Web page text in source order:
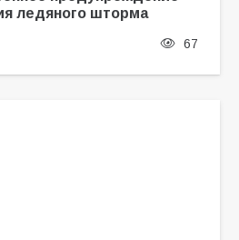
ледяного шторма
67